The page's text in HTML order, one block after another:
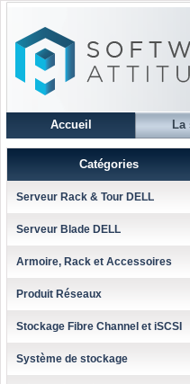
Accueil La
Catégories
Serveur Rack & Tour DELL
Serveur Blade DELL
Armoire, Rack et Accessoires
Produit Réseaux
Stockage Fibre Channel et iSCSI
Système de stockage